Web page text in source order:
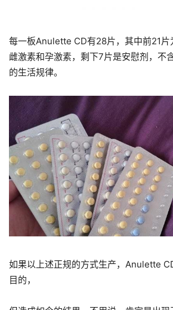
每一板Anulette CD有28片，其中前21片
雌激素和孕激素，剩下7片是安慰剂，不
的生活规律。
如果以上述正规的方式生产，Anulette
目的，